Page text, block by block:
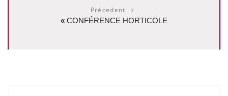
Précedent
« CONFÉRENCE HORTICOLE